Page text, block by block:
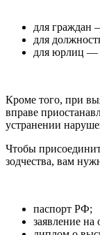
для граждан
для
для юрлиц —
Кроме того, при
вправе
устранении
Чтобы
зодчества, вам
паспорт РФ;
заявление на